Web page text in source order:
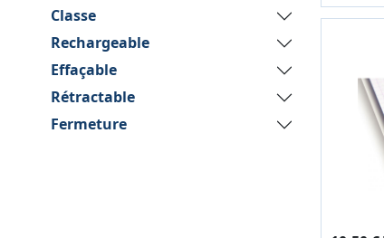
Classe
Rechargeable
Effaçable
Rétractable
Fermeture